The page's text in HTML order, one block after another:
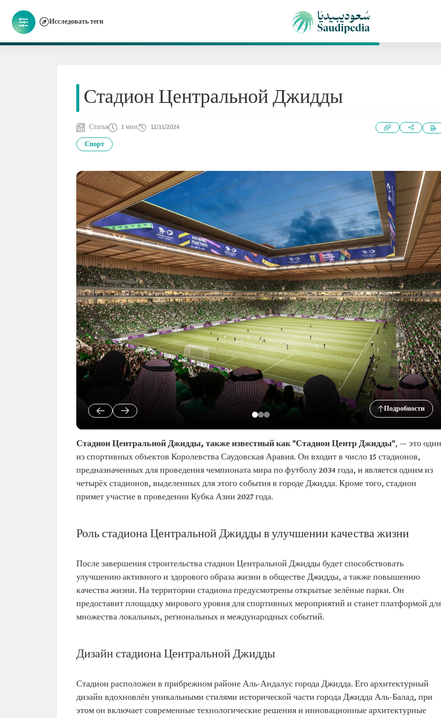
Исследовать теги
Стадион Центральной Джидды
Статья 1 мин 12/11/2024
Спорт
Подробности
Стадион Центральной Джидды, также известный как "Стадион Центр Джидды", — это один
из спортивных объектов Королевства Саудовская Аравия. Он входит в число 15 стадионов,
предназначенных для проведения чемпионата мира по футболу 2034 года, и является одним из
четырёх стадионов, выделенных для этого события в городе Джидда. Кроме того, стадион
примет участие в проведении Кубка Азии 2027 года.
Роль стадиона Центральной Джидды в улучшении качества жизни
После завершения строительства стадион Центральной Джидды будет способствовать
улучшению активного и здорового образа жизни в обществе Джидды, а также повышению
качества жизни. На территории стадиона предусмотрены открытые зелёные парки. Он
предоставит площадку мирового уровня для спортивных мероприятий и станет платформой
множества локальных, региональных и международных событий.
Дизайн стадиона Центральной Джидды
Стадион расположен в прибрежном районе Аль-Андалус города Джидда. Его архитектурный
дизайн вдохновлён уникальными стилями исторической части города Джидда Аль-Балад, при
этом он включает современные технологические решения и инновационные архитектурные